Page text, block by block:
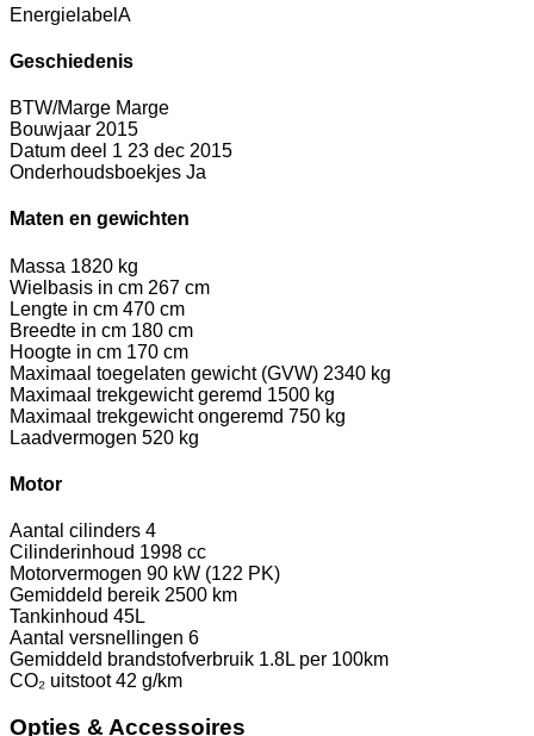
Energielabel A
Geschiedenis
BTW/Marge Marge
Bouwjaar 2015
Datum deel 1 23 dec 2015
Onderhoudsboekjes Ja
Maten en gewichten
Massa 1820 kg
Wielbasis in cm 267 cm
Lengte in cm 470 cm
Breedte in cm 180 cm
Hoogte in cm 170 cm
Maximaal toegelaten gewicht (GVW) 2340 kg
Maximaal trekgewicht geremd 1500 kg
Maximaal trekgewicht ongeremd 750 kg
Laadvermogen 520 kg
Motor
Aantal cilinders 4
Cilinderinhoud 1998 cc
Motorvermogen 90 kW (122 PK)
Gemiddeld bereik 2500 km
Tankinhoud 45L
Aantal versnellingen 6
Gemiddeld brandstofverbruik 1.8L per 100km
CO₂ uitstoot 42 g/km
Opties & Accessoires